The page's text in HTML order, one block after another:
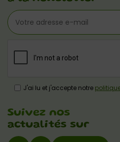
J'ai lu et j'accepte notre
Suivez nos
actualités sur